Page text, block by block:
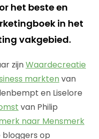
het beste en
in het
vakgebied.
zijnWaardecreatie
markten van
en Liselore
van Philip
naar Mensmerk
bloggers op